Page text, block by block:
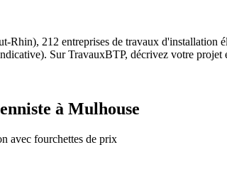
Rhin), 212 entreprises de travaux d'installation
Sur TravauxBTP, décrivez votre
à Mulhouse
avec fourchettes de prix